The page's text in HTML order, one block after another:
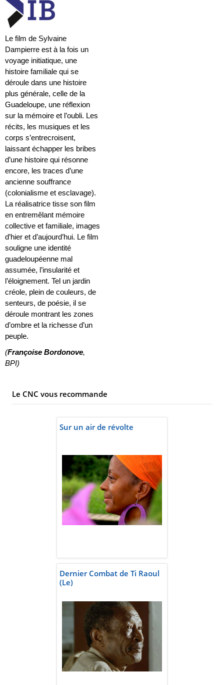
Le film de Sylvaine
Dampierre est à la fois un
voyage initiatique, une
histoire familiale qui se
déroule dans une histoire
plus générale, celle de la
Guadeloupe, une réflexion
sur la mémoire et l’oubli. Les
récits, les musiques et les
corps s’entrecroisent,
laissant échapper les bribes
d’une histoire qui résonne
encore, les traces d’une
ancienne souffrance
(colonialisme et esclavage).
La réalisatrice tisse son film
en entremêlant mémoire
collective et familiale, images
d’hier et d’aujourd’hui. Le film
souligne une identité
guadeloupéenne mal
assumée, l’insularité et
l’éloignement. Tel un jardin
créole, plein de couleurs, de
senteurs, de poésie, il se
déroule montrant les zones
d’ombre et la richesse d’un
peuple.
(Françoise Bordonove,
BPI)
Le CNC vous recommande
Sur un air de révolte
Dernier Combat de Ti Raoul
(Le)